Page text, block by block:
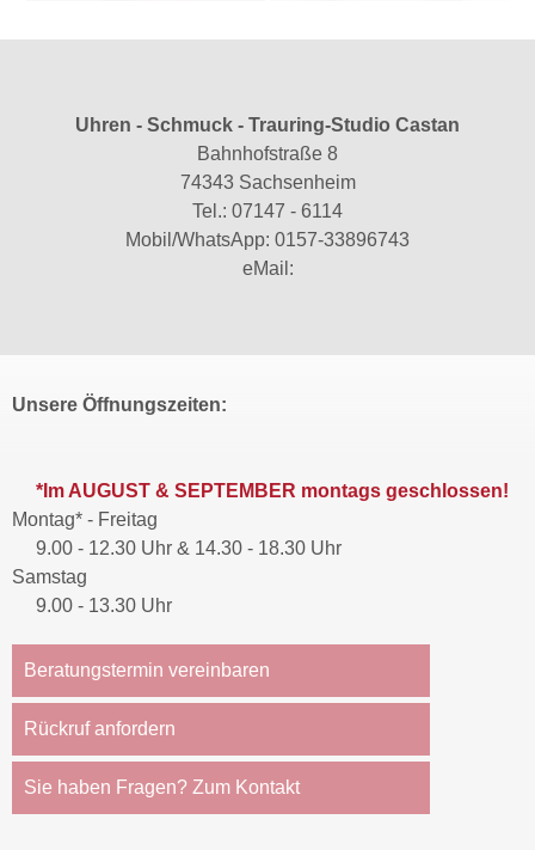
Uhren - Schmuck - Trauring-Studio Castan
Bahnhofstraße 8
74343 Sachsenheim
Tel.: 07147 - 6114
Mobil/WhatsApp: 0157-33896743
eMail:
Unsere Öffnungszeiten:
*Im AUGUST & SEPTEMBER montags geschlossen!
Montag* - Freitag
9.00 - 12.30 Uhr & 14.30 - 18.30 Uhr
Samstag
9.00 - 13.30 Uhr
Beratungstermin vereinbaren
Rückruf anfordern
Sie haben Fragen? Zum Kontakt